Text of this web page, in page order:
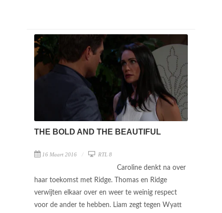
THE BOLD AND THE BEAUTIFUL
16 Maart 2016 RTL 8
Caroline denkt na over
haar toekomst met Ridge. Thomas en Ridge
verwijten elkaar over en weer te weinig respect
voor de ander te hebben. Liam zegt tegen Wyatt